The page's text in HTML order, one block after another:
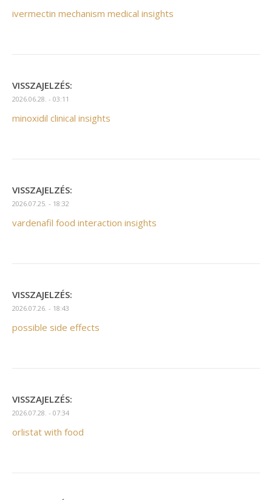
ivermectin mechanism medical insights
VISSZAJELZÉS:
2026.06.28. - 03:11
minoxidil clinical insights
VISSZAJELZÉS:
2026.07.25. - 18:32
vardenafil food interaction insights
VISSZAJELZÉS:
2026.07.26. - 18:43
possible side effects
VISSZAJELZÉS:
2026.07.28. - 07:34
orlistat with food